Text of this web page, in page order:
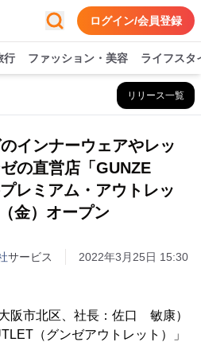
ログイン/会員登録
行 ファッション・美容 ライフスタ
リリース一覧
インナーウェアやレッ
の直営店「GUNZE
レミアム・アウトレッ
金）オープン
サービス 2022年3月25日 15:30
阪市北区、社長：佐口 敏康）
（グンゼアウトレット）」